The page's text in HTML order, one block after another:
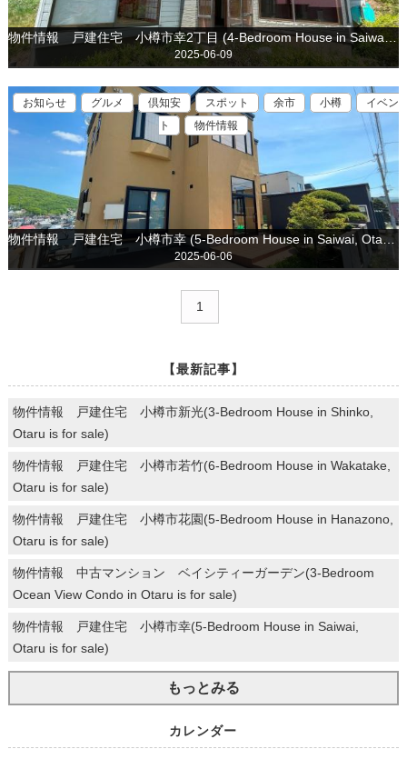
物件情報 戸建住宅 小樽市幸2丁目 (4-Bedroom House in Saiwai, Otaru is for sale)
2025-06-09
お知らせ グルメ 倶知安 スポット 余市 小樽
イベン
ト
物件情報
物件情報 戸建住宅 小樽市幸 (5-Bedroom House in Saiwai, Otaru is for sale)
2025-06-06
1
【最新記事】
物件情報 戸建住宅 小樽市新光(3-Bedroom House in Shinko,
Otaru is for sale)
物件情報 戸建住宅 小樽市若竹(6-Bedroom House in Wakatake,
Otaru is for sale)
物件情報 戸建住宅 小樽市花園(5-Bedroom House in Hanazono,
Otaru is for sale)
物件情報 中古マンション ベイシティーガーデン(3-Bedroom
Ocean View Condo in Otaru is for sale)
物件情報 戸建住宅 小樽市幸(5-Bedroom House in Saiwai,
Otaru is for sale)
もっとみる
カレンダー